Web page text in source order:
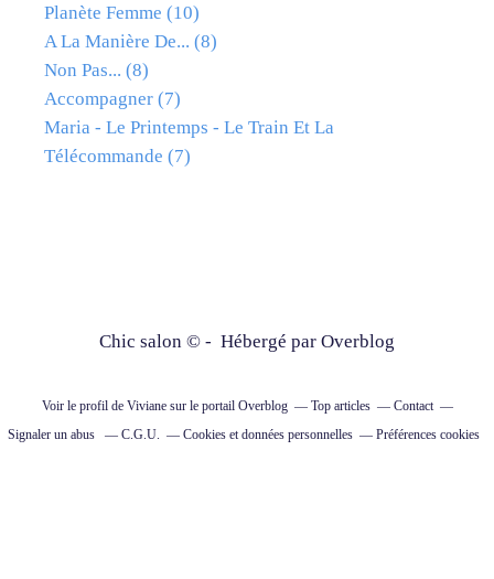
Planète Femme (10)
A La Manière De... (8)
Non Pas... (8)
Accompagner (7)
Maria - Le Printemps - Le Train Et La
Télécommande (7)
Chic salon © - Hébergé par Overblog
Voir le profil de Vivianesur le portail Overblog Top articles
Contact
Signaler un abus
C.G.U. Cookies et données personnelles Préférences cookies